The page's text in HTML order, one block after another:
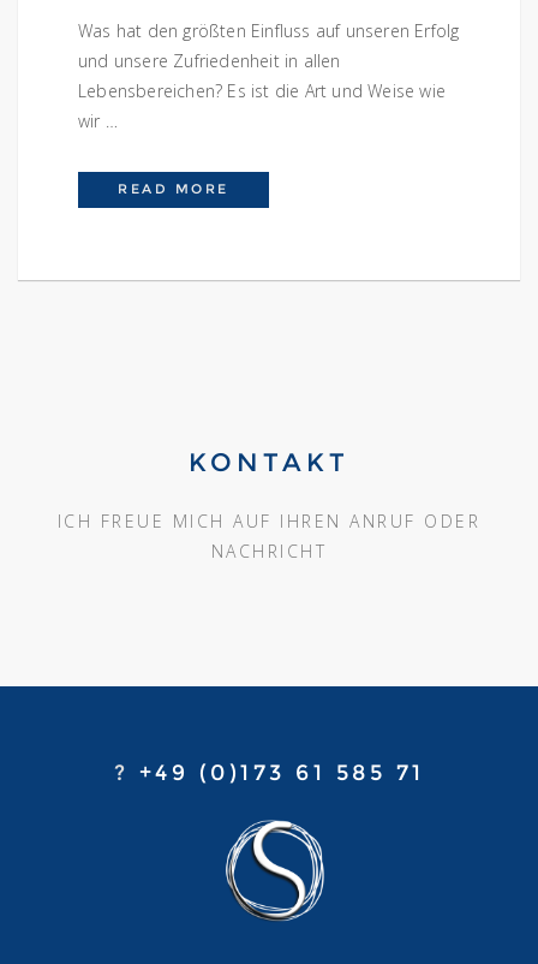
Was hat den größten Einfluss auf unseren Erfolg
und unsere Zufriedenheit in allen
Lebensbereichen? Es ist die Art und Weise wie
wir …
READ MORE
KONTAKT
ICH FREUE MICH AUF IHREN ANRUF ODER
NACHRICHT
? +49 (0)173 61 585 71